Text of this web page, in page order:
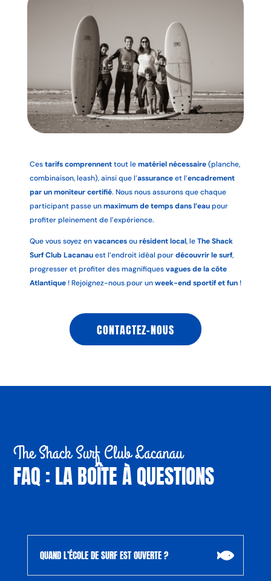
Cestarifs comprennenttout lematériel nécessaire(planche,
combinaison, leash), ainsi que l’assuranceet l’encadrement
par un moniteur certifié. Nous nous assurons que chaque
participant passe unmaximum de temps dans l’eaupour
profiter pleinement de l’expérience.
Que vous soyez envacancesourésident local, leThe Shack
Surf Club Lacanauest l’endroit idéal pourdécouvrir le surf,
progresser et profiter des magnifiquesvagues de la côte
Atlantique! Rejoignez-nous pour unweek-end sportif et fun!
CONTACTEZ-NOUS
The Shack Surf Club Lacanau
FAQ : LA BOÎTE À QUESTIONS
QUAND L’ÉCOLE DE SURF EST OUVERTE ?